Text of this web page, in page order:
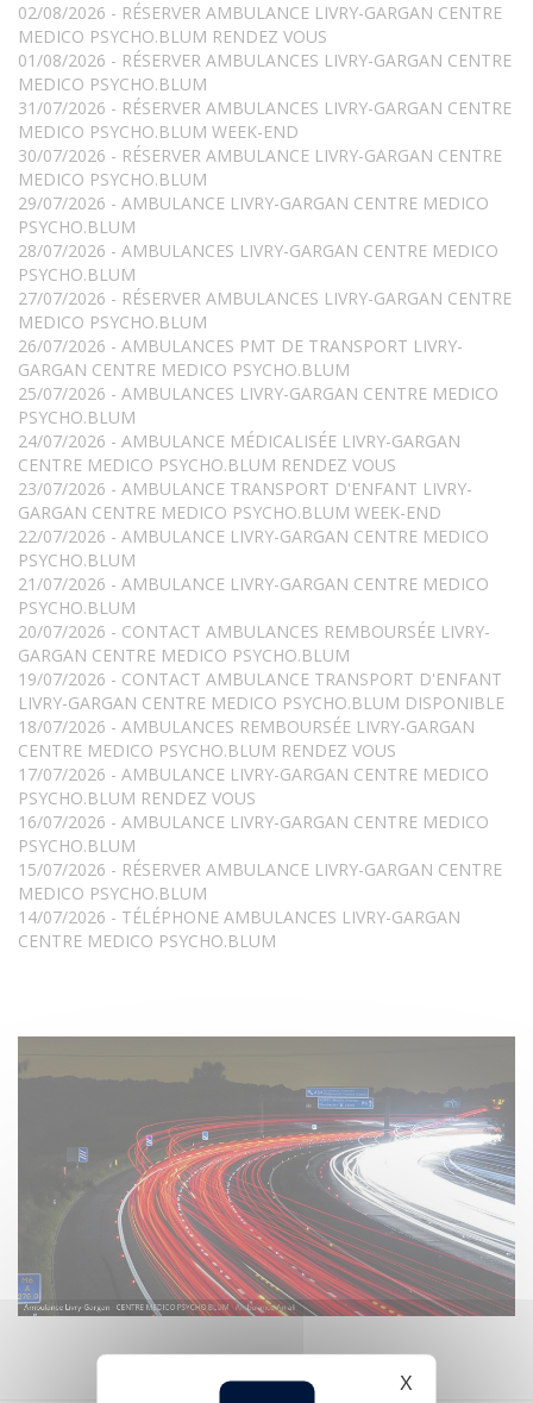
02/08/2026 - RÉSERVER AMBULANCE LIVRY-GARGAN CENTRE
MEDICO PSYCHO.BLUM RENDEZ VOUS
01/08/2026 - RÉSERVER AMBULANCES LIVRY-GARGAN CENTRE
MEDICO PSYCHO.BLUM
31/07/2026 - RÉSERVER AMBULANCES LIVRY-GARGAN CENTRE
MEDICO PSYCHO.BLUM WEEK-END
30/07/2026 - RÉSERVER AMBULANCE LIVRY-GARGAN CENTRE
MEDICO PSYCHO.BLUM
29/07/2026 - AMBULANCE LIVRY-GARGAN CENTRE MEDICO
PSYCHO.BLUM
28/07/2026 - AMBULANCES LIVRY-GARGAN CENTRE MEDICO
PSYCHO.BLUM
27/07/2026 - RÉSERVER AMBULANCES LIVRY-GARGAN CENTRE
MEDICO PSYCHO.BLUM
26/07/2026 - AMBULANCES PMT DE TRANSPORT LIVRY-
GARGAN CENTRE MEDICO PSYCHO.BLUM
25/07/2026 - AMBULANCES LIVRY-GARGAN CENTRE MEDICO
PSYCHO.BLUM
24/07/2026 - AMBULANCE MÉDICALISÉE LIVRY-GARGAN
CENTRE MEDICO PSYCHO.BLUM RENDEZ VOUS
23/07/2026 - AMBULANCE TRANSPORT D'ENFANT LIVRY-
GARGAN CENTRE MEDICO PSYCHO.BLUM WEEK-END
22/07/2026 - AMBULANCE LIVRY-GARGAN CENTRE MEDICO
PSYCHO.BLUM
21/07/2026 - AMBULANCE LIVRY-GARGAN CENTRE MEDICO
PSYCHO.BLUM
20/07/2026 - CONTACT AMBULANCES REMBOURSÉE LIVRY-
GARGAN CENTRE MEDICO PSYCHO.BLUM
19/07/2026 - CONTACT AMBULANCE TRANSPORT D'ENFANT
LIVRY-GARGAN CENTRE MEDICO PSYCHO.BLUM DISPONIBLE
18/07/2026 - AMBULANCES REMBOURSÉE LIVRY-GARGAN
CENTRE MEDICO PSYCHO.BLUM RENDEZ VOUS
17/07/2026 - AMBULANCE LIVRY-GARGAN CENTRE MEDICO
PSYCHO.BLUM RENDEZ VOUS
16/07/2026 - AMBULANCE LIVRY-GARGAN CENTRE MEDICO
PSYCHO.BLUM
15/07/2026 - RÉSERVER AMBULANCE LIVRY-GARGAN CENTRE
MEDICO PSYCHO.BLUM
14/07/2026 - TÉLÉPHONE AMBULANCES LIVRY-GARGAN
CENTRE MEDICO PSYCHO.BLUM
X